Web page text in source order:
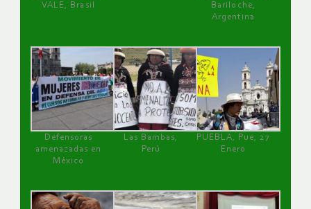
VALE, Brasil
Bariloche,
Argentina
Defensoras
amenazadas en
México
Las Bambas,
Perú
PUEBLA, Pue, 27
Enero